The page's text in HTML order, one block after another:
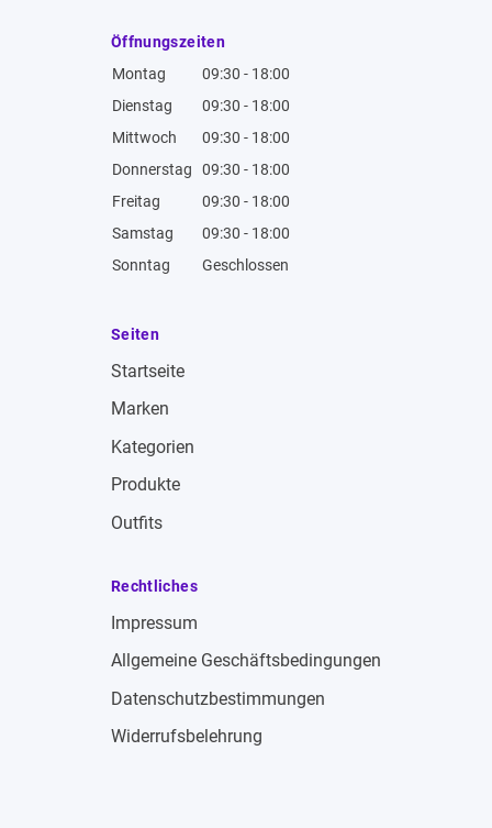
Öffnungszeiten
Montag
09:30 - 18:00
Dienstag
09:30 - 18:00
Mittwoch
09:30 - 18:00
Donnerstag
09:30 - 18:00
Freitag
09:30 - 18:00
Samstag
09:30 - 18:00
Sonntag
Geschlossen
Seiten
Startseite
Marken
Kategorien
Produkte
Outfits
Rechtliches
Impressum
Allgemeine Geschäftsbedingungen
Datenschutzbestimmungen
Widerrufsbelehrung